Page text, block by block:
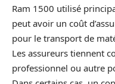
Ram 1500 utilisé
peut avoir un coût
pour le transport de
Les assureurs tiennent
professionnel ou autre